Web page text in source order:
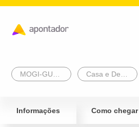
Informações Como chegar